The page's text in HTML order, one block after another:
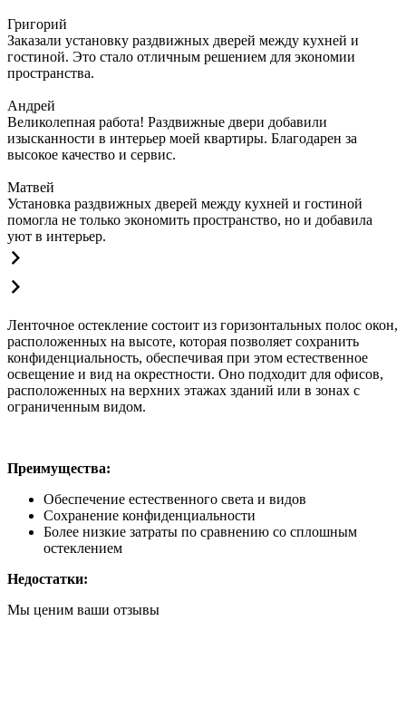
Григорий
Заказали установку раздвижных дверей между кухней и
гостиной. Это стало отличным решением для экономии
пространства.
Андрей
Великолепная работа! Раздвижные двери добавили
изысканности в интерьер моей квартиры. Благодарен за
высокое качество и сервис.
Матвей
Установка раздвижных дверей между кухней и гостиной
помогла не только экономить пространство, но и добавила
уют в интерьер.
Ленточное остекление состоит из горизонтальных полос окон,
расположенных на высоте, которая позволяет сохранить
конфиденциальность, обеспечивая при этом естественное
освещение и вид на окрестности. Оно подходит для офисов,
расположенных на верхних этажах зданий или в зонах с
ограниченным видом.
Преимущества:
Обеспечение естественного света и видов
Сохранение конфиденциальности
Более низкие затраты по сравнению со сплошным
остеклением
Недостатки:
Мы ценим ваши отзывы